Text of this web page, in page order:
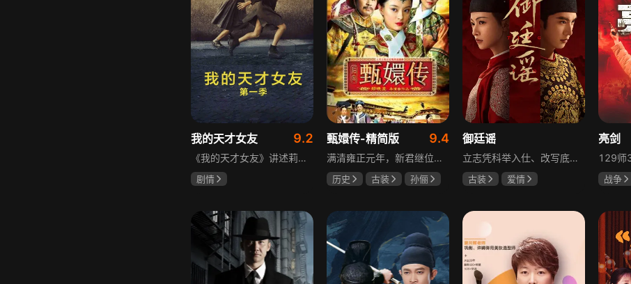
我的天才女友 9.2
《我的天才女友》讲述莉拉和莱侬这对好朋友的童年与少年时代。故事从友情开始，描绘女性友情的微妙变化——她们相互支持、妒忌和猜疑，又不断向外拓展，在与外部世界的试探中为自己塑形。莉拉聪明漂亮，莱侬羡慕她的天赋与决断力，两人都视对方为隐秘镜子，暗暗角力，展现女性成长中的复杂关系与自我探寻。
剧情
玛格丽塔·马祖可
甄嬛传-精简版 9.4
满清雍正元年，新君继位后朝堂看似祥和实则暗流涌动，后宫华妃与皇后分庭抗礼，各方势力裹挟其中凶险异常，太后主持选秀拉开帷幕，大理寺少卿甄远道长女甄嬛意外得雍正赏识步入皇宫，在皇后与华妃的夹击下，甄嬛小心周旋忍辱负重，不得不用智慧保护自己，一次次卷入残酷宫闱斗争。
历史 古装
孙俪
御廷谣
立志凭科举入仕、改写底层命运的孤女孟廷辉因意外结识微服私访的少年新帝英寡，二人联手铲除沙州官匪，英寡赏识其胆识智谋，暗中助力她赴京赶考。孟廷辉入京后遭科举舞弊构陷，凭智勇自证清白，被英寡破格任命为察闻院主事，清查虎啸帮、晚香阁等黑恶势力，逐步牵出血月会复国阴谋与朝堂权斗。二人从君臣知己渐生情愫，历经身世谜团、朝堂阻力与边境战乱，最终平定叛乱、整肃朝纲，携手共护江山万民。
古装
爱情
亮剑
战争